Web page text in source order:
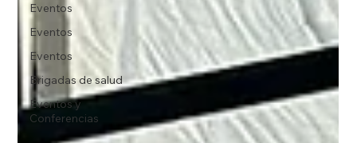
Eventos
Eventos
Eventos
Brigadas de salud
Eventos y
Conferencias